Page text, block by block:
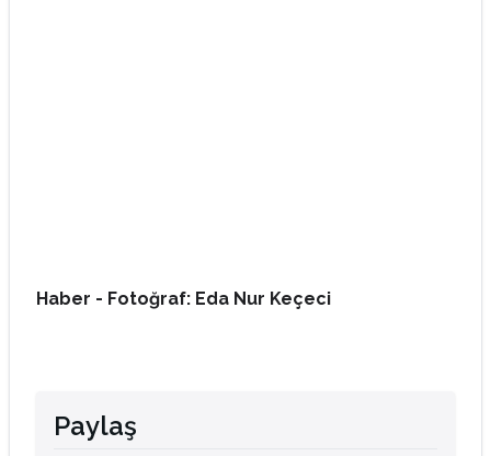
Haber - Fotoğraf: Eda Nur Keçeci
Paylaş